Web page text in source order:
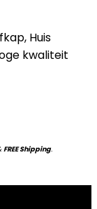
Huis
kwaliteit
FREE Shipping.